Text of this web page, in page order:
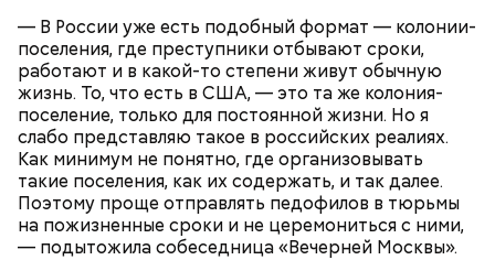
— В России уже есть подобный формат — колонии-
поселения, где преступники отбывают сроки,
работают и в какой-то степени живут обычную
жизнь. То, что есть в США, — это та же колония-
поселение, только для постоянной жизни. Но я
слабо представляю такое в российских реалиях.
Как минимум не понятно, где организовывать
такие поселения, как их содержать, и так далее.
Поэтому проще отправлять педофилов в тюрьмы
на пожизненные сроки и не церемониться с ними,
— подытожила собеседница «Вечерней Москвы».
— Мы съездили за витаминами, вернулись обратно,
поднялись домой. У него ухудшилось самочувствие
через сутки... Его увезли в больницу,
реанимировали, и там он скончался, — рассказывал
Миссюра на допросе.
Видео: пресс-служба ГСУ СК по Московской области